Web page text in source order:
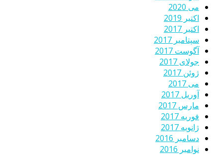
می 2020
اکتبر 2019
اکتبر 2017
سپتامبر 2017
آگوست 2017
جولای 2017
ژوئن 2017
می 2017
آوریل 2017
مارس 2017
فوریه 2017
ژانویه 2017
دسامبر 2016
نوامبر 2016